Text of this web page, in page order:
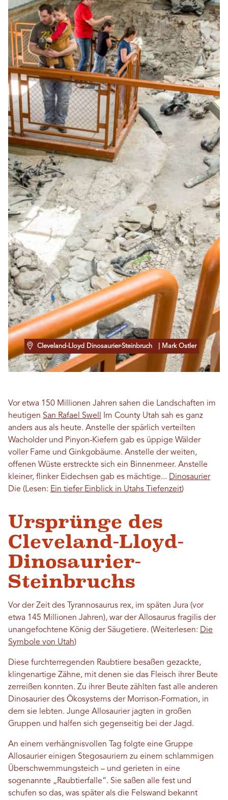
Cleveland-Lloyd Dinosaurier-Steinbruch | Mark Ostler
Vor etwa 150 Millionen Jahren sahen die Landschaften im
heutigen San Rafael Swell
Im County Utah sah es ganz
anders aus als heute. Anstelle der spärlich verteilten
Wacholder und Pinyon-Kiefern gab es üppige Wälder
voller Farne und Ginkgobäume. Anstelle der weiten,
offenen Wüste erstreckte sich ein Binnenmeer. Anstelle
kleiner, flinker Eidechsen gab es mächtige... Dinosaurier
Die (Lesen: Ein tiefer Einblick in Utahs Tiefenzeit)
Ursprünge des
Cleveland-Lloyd-
Dinosaurier-
Steinbruchs
Vor der Zeit des Tyrannosaurus rex, im späten Jura (vor
etwa 145 Millionen Jahren), war der Allosaurus fragilis der
unangefochtene König der Säugetiere. (Weiterlesen: Die
Symbole von Utah)
Diese furchterregenden Raubtiere besaßen gezackte,
klingenartige Zähne, mit denen sie das Fleisch ihrer Beute
zerreißen konnten. Zu ihrer Beute zählten fast alle anderen
Dinosaurier des Ökosystems der Morrison-Formation, in
dem sie lebten. Junge Allosaurier jagten in großen
Gruppen und halfen sich gegenseitig bei der Jagd.
An einem verhängnisvollen Tag folgte eine Gruppe
Allosaurier einigen Stegosauriern zu einem schlammigen
Überschwemmungsteich – und gerieten in eine
sogenannte „Raubtierfalle“. Sie saßen alle fest und
schufen so das, was später als die Felswand bekannt